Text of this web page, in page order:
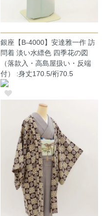
銀座【B-4000】安達雅一作 訪
問着 淡い水縹色 四季花の図
（落款入・高島屋扱い・反端
付） :身丈170.5/裄70.5